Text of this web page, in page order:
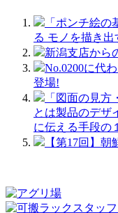
「ポンチ絵
る モノを描き出
新潟支店から
No.0200に代
登場!
「図面の見
とは製品のデザ
に伝える手段の
【第17回】